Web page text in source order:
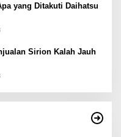
yang Ditakuti Daihatsu
Sirion Kalah Jauh